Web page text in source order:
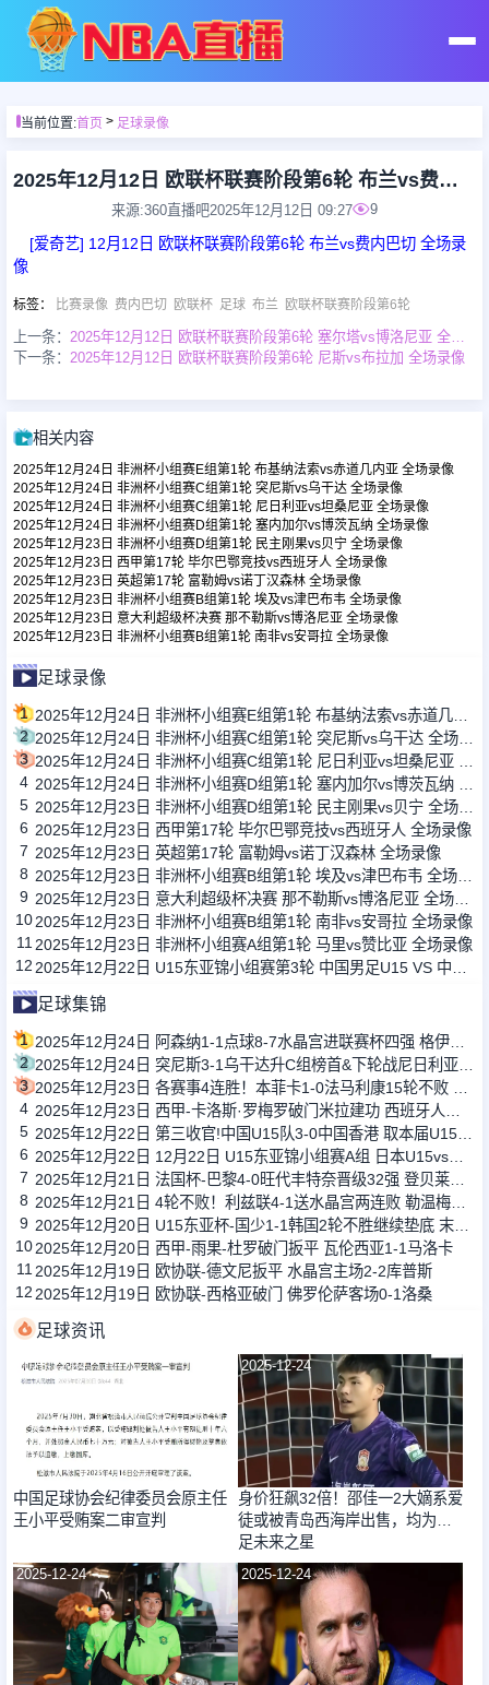
首页
足球直播
篮球直播
足球录像
篮球录像
篮球集锦
足球新闻
篮球新闻
当前位置:首页> 足球录像
2025年12月12日 欧联杯联赛阶段第6轮 布兰vs费内巴切 全场录像
来源:360直播吧2025年12月12日 09:27 9
[爱奇艺] 12月12日 欧联杯联赛阶段第6轮 布兰vs费内巴切 全场录
像
标签： 比赛录像 费内巴切 欧联杯 足球 布兰 欧联杯联赛阶段第6轮
上一条：
2025年12月12日 欧联杯联赛阶段第6轮 塞尔塔vs博洛尼亚 全场录像
下一条： 2025年12月12日 欧联杯联赛阶段第6轮 尼斯vs布拉加 全场录像
相关内容
2025年12月24日 非洲杯小组赛E组第1轮 布基纳法索vs赤道几内亚 全场录像
2025年12月24日 非洲杯小组赛C组第1轮 突尼斯vs乌干达 全场录像
2025年12月24日 非洲杯小组赛C组第1轮 尼日利亚vs坦桑尼亚 全场录像
2025年12月24日 非洲杯小组赛D组第1轮 塞内加尔vs博茨瓦纳 全场录像
2025年12月23日 非洲杯小组赛D组第1轮 民主刚果vs贝宁 全场录像
2025年12月23日 西甲第17轮 毕尔巴鄂竞技vs西班牙人 全场录像
2025年12月23日 英超第17轮 富勒姆vs诺丁汉森林 全场录像
2025年12月23日 非洲杯小组赛B组第1轮 埃及vs津巴布韦 全场录像
2025年12月23日 意大利超级杯决赛 那不勒斯vs博洛尼亚 全场录像
2025年12月23日 非洲杯小组赛B组第1轮 南非vs安哥拉 全场录像
足球录像
1
2
3
4
5
6 2025年12月23日 西甲第17轮 毕尔巴鄂竞技vs西班牙人 全场录像
7 2025年12月23日 英超第17轮 富勒姆vs诺丁汉森林 全场录像
8
9
102025年12月23日 非洲杯小组赛B组第1轮 南非vs安哥拉 全场录像
11 2025年12月23日 非洲杯小组赛A组第1轮 马里vs赞比亚 全场录像
12
足球集锦
1
2
3
4
5
6
7
8
9
102025年12月20日 西甲-雨果-杜罗破门扳平 瓦伦西亚1-1马洛卡
11 2025年12月19日 欧协联-德文尼扳平 水晶宫主场2-2库普斯
12 2025年12月19日 欧协联-西格亚破门 佛罗伦萨客场0-1洛桑
足球资讯
2025-12-24
中国足球协会纪律委员会原主任
王小平受贿案二审宣判
2025-12-24
身价狂飙32倍！邵佳一2大嫡系爱
徒或被青岛西海岸出售，均为国
足未来之星
2025-12-24 2025-12-24